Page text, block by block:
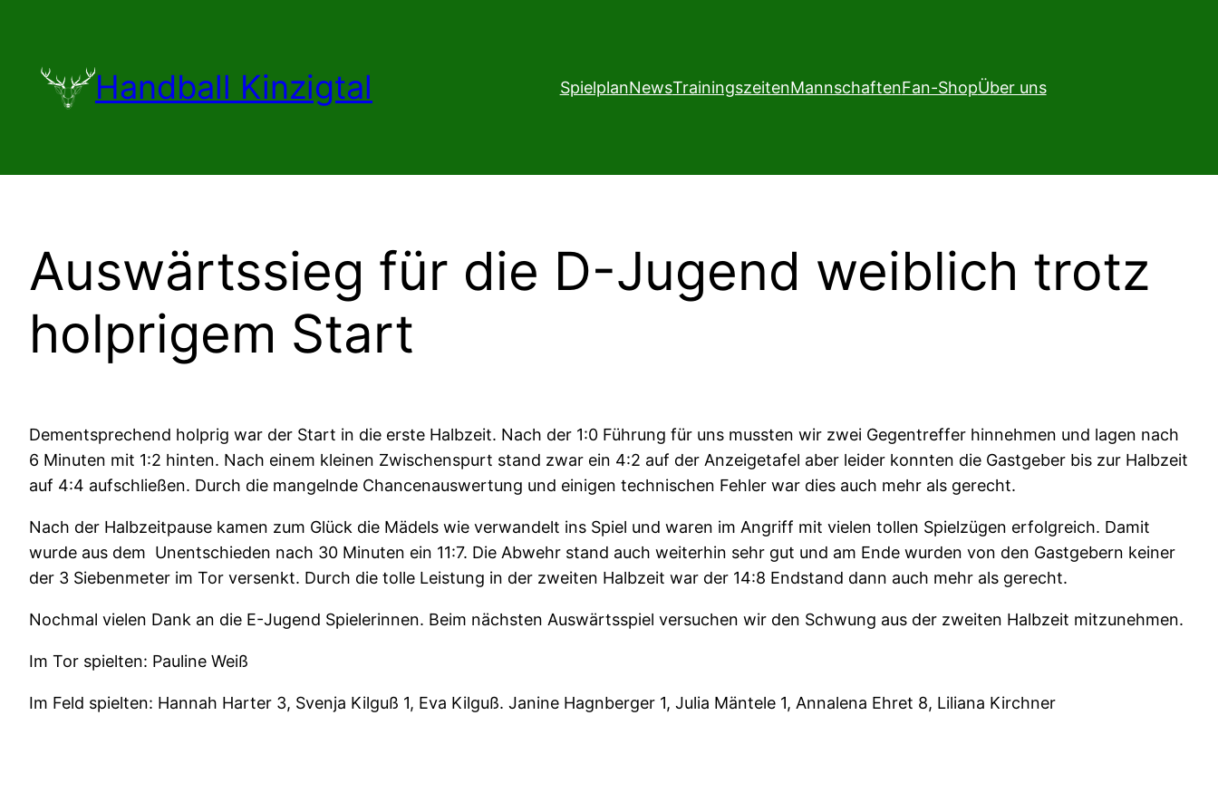
Handball Kinzigtal SpielplanNewsTrainingszeitenMannschaftenFan-ShopÜber uns
Auswärtssieg für die D-Jugend weiblich trotz
holprigem Start
Dementsprechend holprig war der Start in die erste Halbzeit. Nach der 1:0 Führung für uns mussten wir zwei Gegentreffer hinnehmen und lagen nach
6 Minuten mit 1:2 hinten. Nach einem kleinen Zwischenspurt stand zwar ein 4:2 auf der Anzeigetafel aber leider konnten die Gastgeber bis zur Halbzeit
auf 4:4 aufschließen. Durch die mangelnde Chancenauswertung und einigen technischen Fehler war dies auch mehr als gerecht.
Nach der Halbzeitpause kamen zum Glück die Mädels wie verwandelt ins Spiel und waren im Angriff mit vielen tollen Spielzügen erfolgreich. Damit
wurde aus dem Unentschieden nach 30 Minuten ein 11:7. Die Abwehr stand auch weiterhin sehr gut und am Ende wurden von den Gastgebern keiner
der 3 Siebenmeter im Tor versenkt. Durch die tolle Leistung in der zweiten Halbzeit war der 14:8 Endstand dann auch mehr als gerecht.
Nochmal vielen Dank an die E-Jugend Spielerinnen. Beim nächsten Auswärtsspiel versuchen wir den Schwung aus der zweiten Halbzeit mitzunehmen.
Im Tor spielten: Pauline Weiß
Im Feld spielten: Hannah Harter 3, Svenja Kilguß 1, Eva Kilguß. Janine Hagnberger 1, Julia Mäntele 1, Annalena Ehret 8, Liliana Kirchner